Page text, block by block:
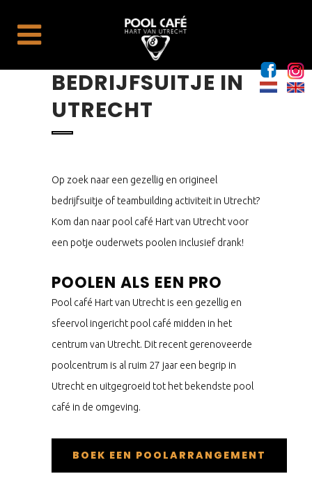
BEDRIJFSUITJE IN
UTRECHT
Op zoek naar een gezellig en origineel
bedrijfsuitje of teambuilding activiteit in Utrecht?
Kom dan naar pool café Hart van Utrecht voor
een potje ouderwets poolen inclusief drank!
POOLEN ALS EEN PRO
Pool café Hart van Utrecht is een gezellig en
sfeervol ingericht pool café midden in het
centrum van Utrecht. Dit recent gerenoveerde
poolcentrum is al ruim 27 jaar een begrip in
Utrecht en uitgegroeid tot het bekendste pool
café in de omgeving.
BOEK EEN POOLARRANGEMENT